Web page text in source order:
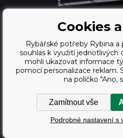
Copyright ©
Rybářské
Tvorba a
Vortex
Cookies
Rybářské potřeby Rybina a
souhlas k využití jednotlivých
mohli ukazovat informace
pomocí personalizace reklam.
na políčko "Ano,
Zamítnout vše
Podrobné nastavení s